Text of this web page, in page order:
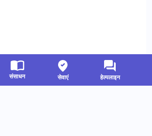
संसाधन सेवाएं हेल्पलाइन